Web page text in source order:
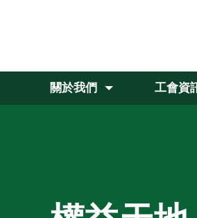
關於我們 工會資